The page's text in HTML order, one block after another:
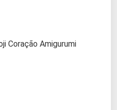
Coração Amigurumi